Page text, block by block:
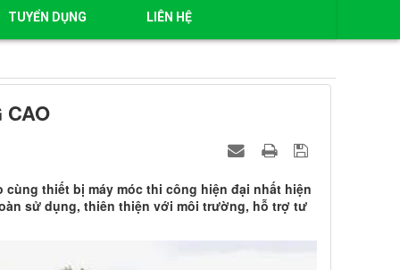
TUYỂN DỤNG LIÊN HỆ
CAO
cùng thiết bị máy móc thi công hiện đại nhất hiện
sử dụng, thiên thiện với môi trường, hỗ trợ tư